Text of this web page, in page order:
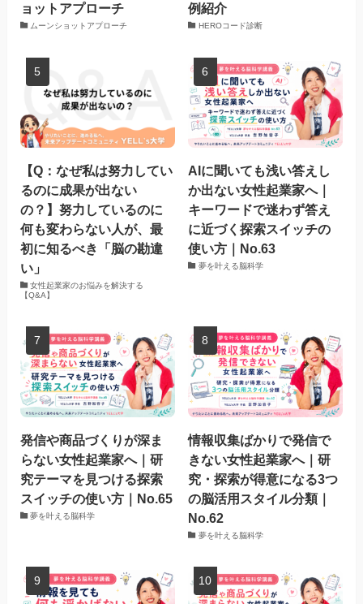
ョットアプローチ
ムーンショットアプローチ
例紹介
HEROコード診断
【Q：なぜ私は努力してい
るのに成果が出ない
の？】努力しているのに
何も変わらない人が、最
初に知るべき「脳の勘違
い」
女性起業家のお悩みを解決する
【Q&A】
AIに聞いても浅い答えし
か出ない女性起業家へ｜
キーワードで迷わず答え
に近づく探索スイッチの
使い方｜No.63
夢を叶える脳科学
発信や商品づくりが深ま
らない女性起業家へ｜研
究テーマを見つける探索
スイッチの使い方｜No.65
夢を叶える脳科学
情報収集ばかりで発信で
きない女性起業家へ｜研
究・探索が得意になる3つ
の脳活用スタイル分類｜
No.62
夢を叶える脳科学